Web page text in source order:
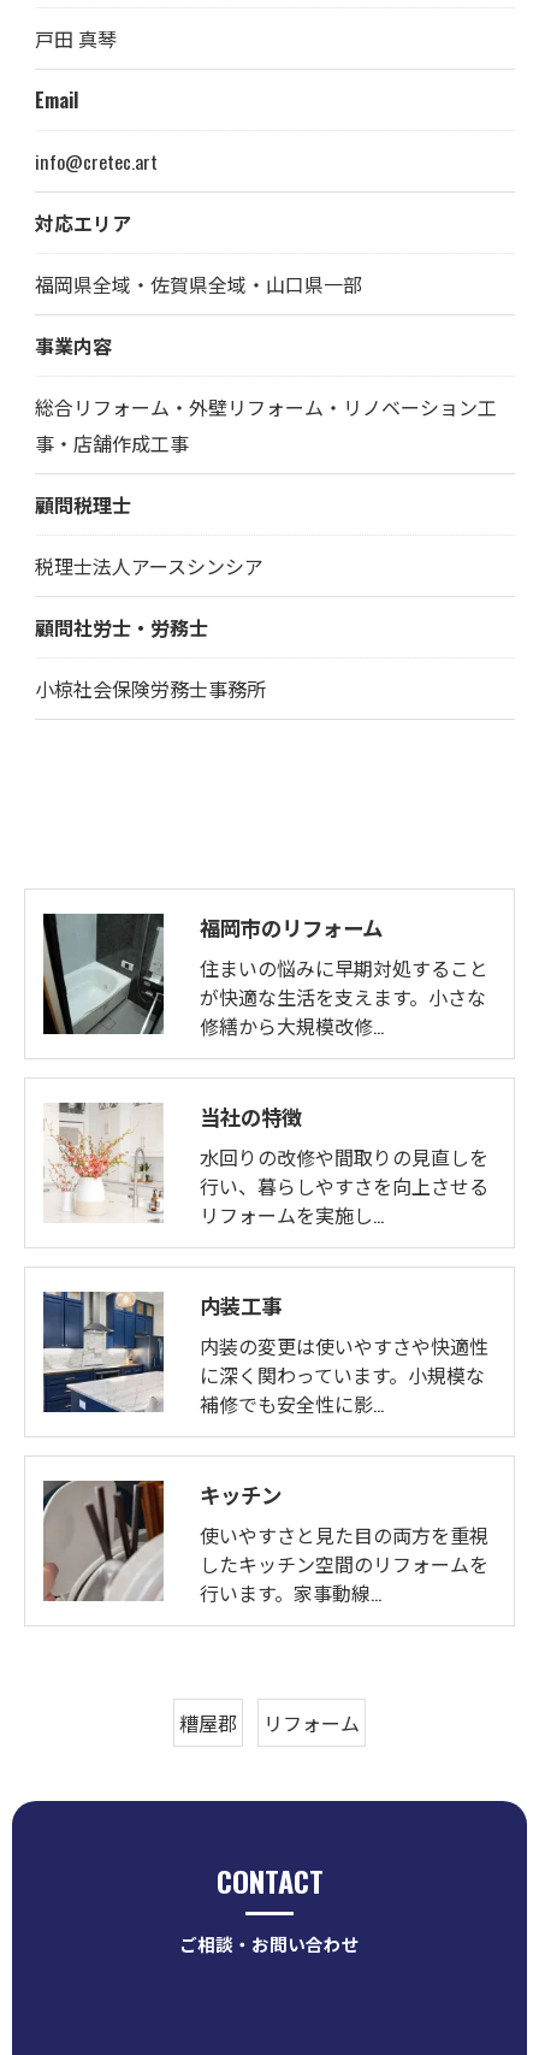
戸田 真琴
Email
info@cretec.art
対応エリア
福岡県全域・佐賀県全域・山口県一部
事業内容
総合リフォーム・外壁リフォーム・リノベーション工
事・店舗作成工事
顧問税理士
税理士法人アースシンシア
顧問社労士・労務士
小椋社会保険労務士事務所
福岡市のリフォーム
住まいの悩みに早期対処すること
が快適な生活を支えます。小さな
修繕から大規模改修…
当社の特徴
水回りの改修や間取りの見直しを
行い、暮らしやすさを向上させる
リフォームを実施し…
内装工事
内装の変更は使いやすさや快適性
に深く関わっています。小規模な
補修でも安全性に影…
キッチン
使いやすさと見た目の両方を重視
したキッチン空間のリフォームを
行います。家事動線…
糟屋郡 リフォーム
ご相談・お問い合わせ
CONTACT
お問い合わせはこちら